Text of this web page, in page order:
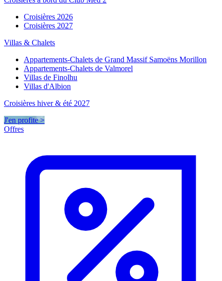
Croisières 2026
Croisières 2027
Villas & Chalets
Appartements-Chalets de Grand Massif Samoëns Morillon
Appartements-Chalets de Valmorel
Villas de Finolhu
Villas d'Albion
Croisières hiver & été 2027
J'en profite >
Offres